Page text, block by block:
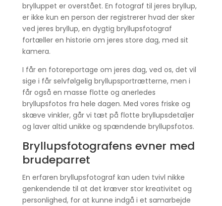
brylluppet er overstået. En fotograf til jeres bryllup,
er ikke kun en person der registrerer hvad der sker
ved jeres bryllup, en dygtig bryllupsfotograf
fortæller en historie om jeres store dag, med sit
kamera.
I får en fotoreportage om jeres dag, ved os, det vil
sige i får selvfølgelig bryllupsportrætterne, men i
får også en masse flotte og anerledes
bryllupsfotos fra hele dagen. Med vores friske og
skæve vinkler, går vi tæt på flotte bryllupsdetaljer
og laver altid unikke og spændende bryllupsfotos.
Bryllupsfotografens evner med
brudeparret
En erfaren bryllupsfotograf kan uden tvivl nikke
genkendende til at det kræver stor kreativitet og
personlighed, for at kunne indgå i et samarbejde